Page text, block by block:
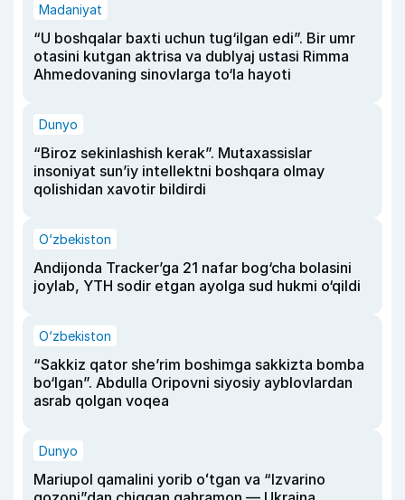
Madaniyat
“U boshqalar baxti uchun tug‘ilgan edi”. Bir umr
otasini kutgan aktrisa va dublyaj ustasi Rimma
Ahmedovaning sinovlarga to‘la hayoti
Dunyo
“Biroz sekinlashish kerak”. Mutaxassislar
insoniyat sun’iy intellektni boshqara olmay
qolishidan xavotir bildirdi
O‘zbekiston
Andijonda Tracker’ga 21 nafar bog‘cha bolasini
joylab, YTH sodir etgan ayolga sud hukmi o‘qildi
O‘zbekiston
“Sakkiz qator she’rim boshimga sakkizta bomba
bo‘lgan”. Abdulla Oripovni siyosiy ayblovlardan
asrab qolgan voqea
Dunyo
Mariupol qamalini yorib oʻtgan va “Izvarino